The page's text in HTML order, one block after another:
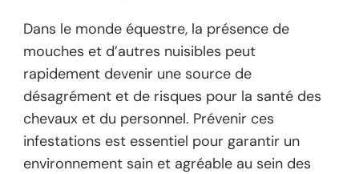
Dans le monde équestre, la présence de
mouches et d’autres nuisibles peut
rapidement devenir une source de
désagrément et de risques pour la santé des
chevaux et du personnel. Prévenir ces
infestations est essentiel pour garantir un
environnement sain et agréable au sein des